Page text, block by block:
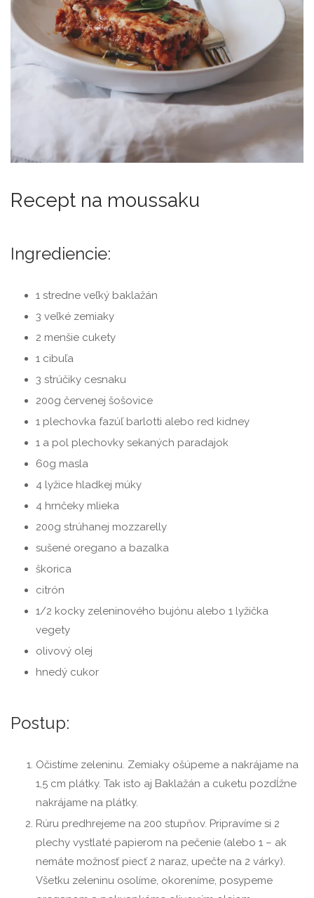
Recept na moussaku
Ingrediencie:
1 stredne veľký baklažán
3 veľké zemiaky
2 menšie cukety
1 cibuľa
3 strúčiky cesnaku
200g červenej šošovice
1 plechovka fazúľ barlotti alebo red kidney
1 a pol plechovky sekaných paradajok
60g masla
4 lyžice hladkej múky
4 hrnčeky mlieka
200g strúhanej mozzarelly
sušené oregano a bazalka
škorica
citrón
1/2 kocky zeleninového bujónu alebo 1 lyžička
vegety
olivový olej
hnedý cukor
Postup:
Očistíme zeleninu. Zemiaky ošúpeme a nakrájame na
1,5 cm plátky. Tak isto aj Baklažán a cuketu pozdĺžne
nakrájame na plátky.
Rúru predhrejeme na 200 stupňov. Pripravíme si 2
plechy vystlaté papierom na pečenie (alebo 1 – ak
nemáte možnosť piecť 2 naraz, upečte na 2 várky).
Všetku zeleninu osolíme, okoreníme, posypeme